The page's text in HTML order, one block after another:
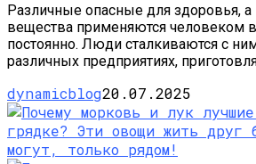
Различные опасные для здоровья,
вещества применяются человеком
постоянно. Люди сталкиваются с
различных предприятиях,
dynamicblog20.07.2025